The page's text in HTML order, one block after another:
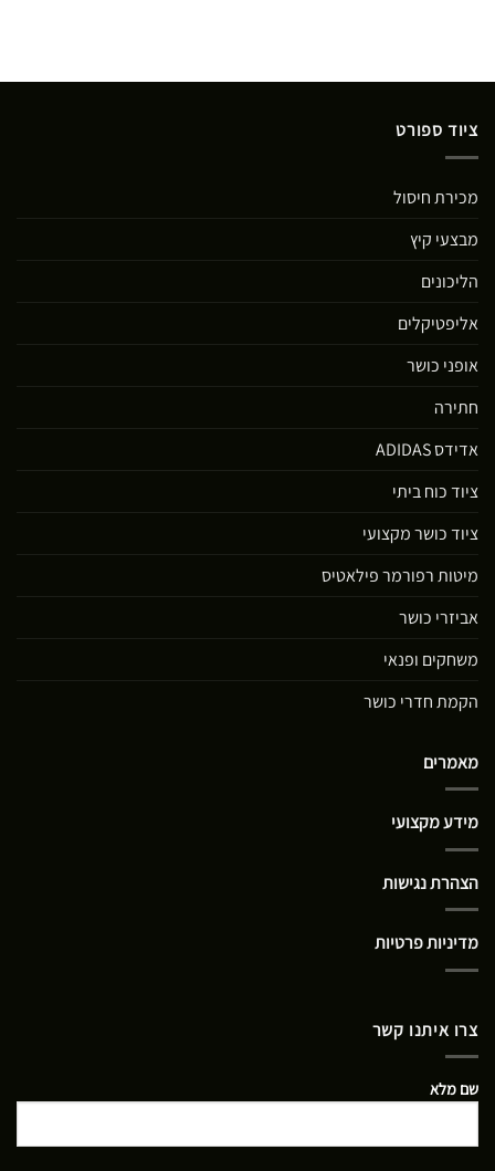
ציוד ספורט
מכירת חיסול
מבצעי קיץ
הליכונים
אליפטיקלים
אופני כושר
חתירה
אדידס ADIDAS
ציוד כוח ביתי
ציוד כושר מקצועי
מיטות רפורמר פילאטיס
אביזרי כושר
משחקים ופנאי
הקמת חדרי כושר
מאמרים
מידע מקצועי
הצהרת נגישות
מדיניות פרטיות
צרו איתנו קשר
שם מלא